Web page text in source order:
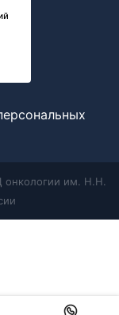
им. Н.Н.